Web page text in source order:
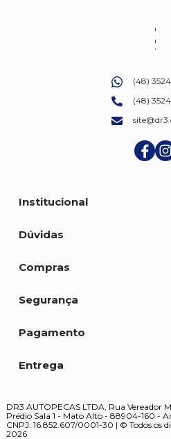
(48)
(48)
Institucional
Dúvidas
Compras
Segurança
Pagamento
Entrega
DR3 AUTOPECAS LTDA, Rua Vereador
Prédio Sala 1 - Mato Alto - 88904-160 -
CNPJ: 16.852.607/0001-30 | © Todos os
2026